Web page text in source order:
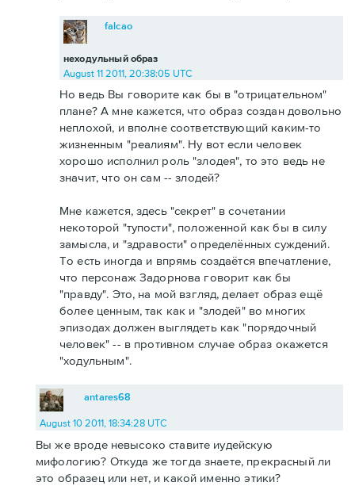
неходульный образ
falcao
August 11 2011, 20:38:05 UTC
Но ведь Вы говорите как бы в "отрицательном"
плане? А мне кажется, что образ создан довольно
неплохой, и вполне соответствующий каким-то
жизненным "реалиям". Ну вот если человек
хорошо исполнил роль "злодея", то это ведь не
значит, что он сам -- злодей?
Мне кажется, здесь "секрет" в сочетании
некоторой "тупости", положенной как бы в силу
замысла, и "здравости" определённых суждений.
То есть иногда и впрямь создаётся впечатление,
что персонаж Задорнова говорит как бы
"правду". Это, на мой взгляд, делает образ ещё
более ценным, так как и "злодей" во многих
эпизодах должен выглядеть как "порядочный
человек" -- в противном случае образ окажется
"ходульным".
antares68
August 10 2011, 18:34:28 UTC
Вы же вроде невысоко ставите иудейскую
мифологию? Откуда же тогда знаете, прекрасный ли
это образец или нет, и какой именно этики?